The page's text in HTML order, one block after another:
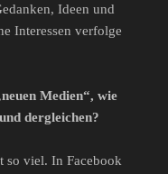
Ideen und
Interessen verfolge
Medien“, wie
dergleichen?
so viel. In Facebook